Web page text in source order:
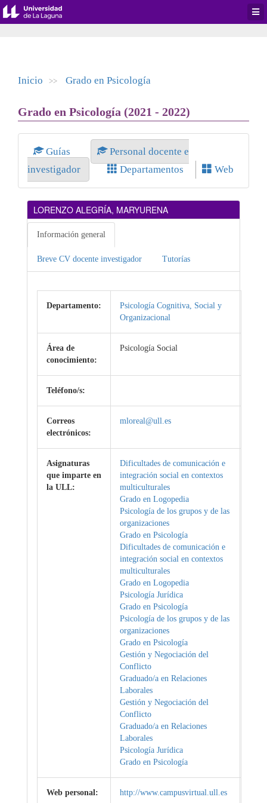
Inicio >> Grado en Psicología
Grado en Psicología (2021 - 2022)
Guías
Personal docente e
investigador
Departamentos Web
LORENZO ALEGRÍA, MARYURENA
Información general
Breve CV docente investigador Tutorías
Departamento:
Psicología Cognitiva, Social y
Organizacional
Área de
conocimiento:
Psicología Social
Teléfono/s:
Correos
electrónicos:
mloreal@ull.es
Asignaturas
que imparte en
la ULL:
Dificultades de comunicación e
integración social en contextos
multiculturales
Grado en Logopedia
Psicología de los grupos y de las
organizaciones
Grado en Psicología
Dificultades de comunicación e
integración social en contextos
multiculturales
Grado en Logopedia
Psicología Jurídica
Grado en Psicología
Psicología de los grupos y de las
organizaciones
Grado en Psicología
Gestión y Negociación del
Conflicto
Graduado/a en Relaciones
Laborales
Gestión y Negociación del
Conflicto
Graduado/a en Relaciones
Laborales
Psicología Jurídica
Grado en Psicología
Web personal: http://www.campusvirtual.ull.es